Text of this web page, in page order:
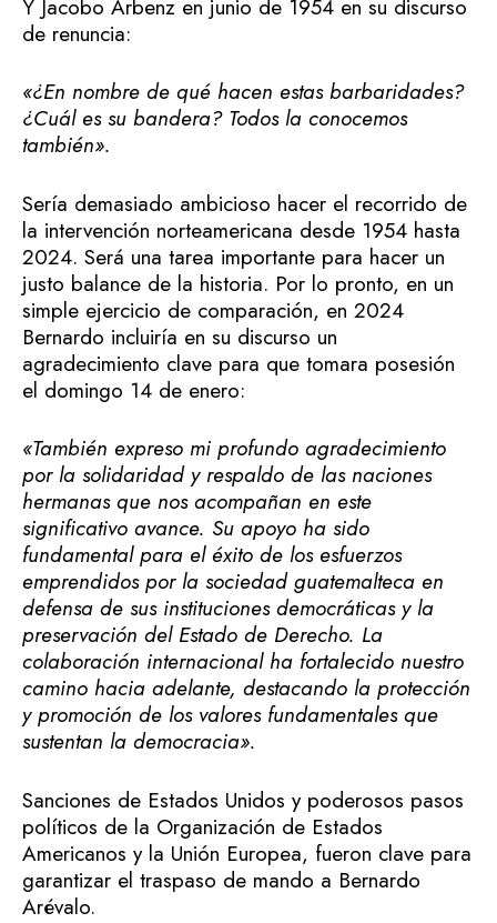
Y Jacobo Árbenz en junio de 1954 en su discurso
de renuncia:
«¿En nombre de qué hacen estas barbaridades?
¿Cuál es su bandera? Todos la conocemos
también».
Sería demasiado ambicioso hacer el recorrido de
la intervención norteamericana desde 1954 hasta
2024. Será una tarea importante para hacer un
justo balance de la historia. Por lo pronto, en un
simple ejercicio de comparación, en 2024
Bernardo incluiría en su discurso un
agradecimiento clave para que tomara posesión
el domingo 14 de enero:
«También expreso mi profundo agradecimiento
por la solidaridad y respaldo de las naciones
hermanas que nos acompañan en este
significativo avance. Su apoyo ha sido
fundamental para el éxito de los esfuerzos
emprendidos por la sociedad guatemalteca en
defensa de sus instituciones democráticas y la
preservación del Estado de Derecho. La
colaboración internacional ha fortalecido nuestro
camino hacia adelante, destacando la protección
y promoción de los valores fundamentales que
sustentan la democracia».
Sanciones de Estados Unidos y poderosos pasos
políticos de la Organización de Estados
Americanos y la Unión Europea, fueron clave para
garantizar el traspaso de mando a Bernardo
Arévalo.